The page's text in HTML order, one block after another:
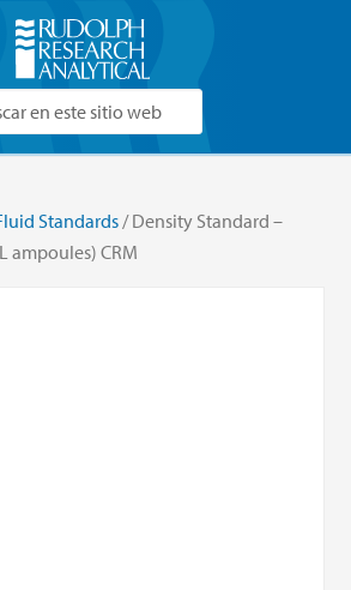
Standards / Density Standard –
ampoules) CRM